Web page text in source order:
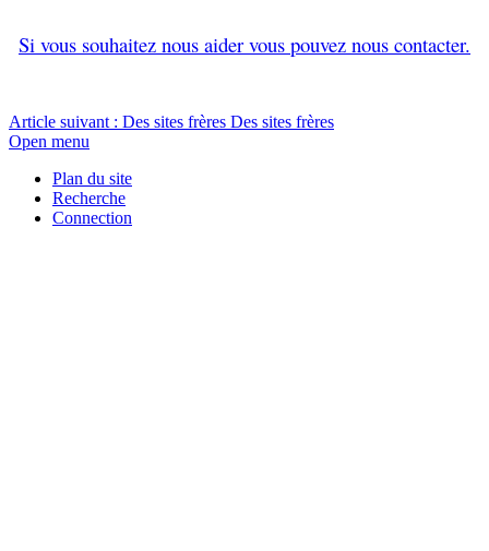
Si vous souhaitez nous aider vous pouvez nous contacter.
Article suivant : Des sites frères Des sites frères
Open menu
Plan du site
Recherche
Connection